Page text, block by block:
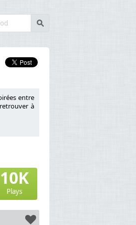
s
entre
à
Trust),
dans
10K
Plays